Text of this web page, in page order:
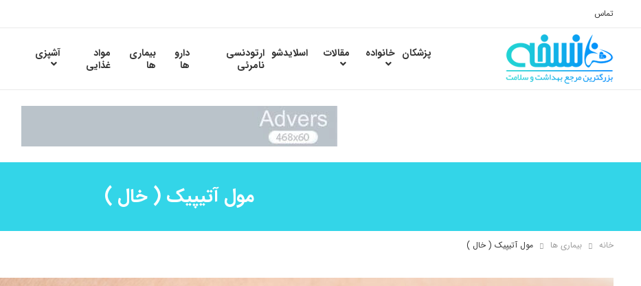
تماس
پزشکان خانواده مقالات اسلایدشو ارتودنسی
نامرئی
دارو
ها
بیماری
ها
مواد
غذایی
آشپزی
مول آتیپیک ( خال )
خانه بیماری ها مول آتیپیک ( خال )